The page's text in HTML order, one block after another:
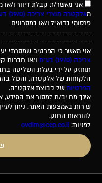
אני מאשר/ת קבלת דיוור ו/או
מאלקטרה מוצרי צריכה (1970) בע"מ
פרסומי בדוא"ל ו/או במסרונים
------------------------------------
אני מאשר כי הפרטים שמסרתי
צריכה (1970) בע"מ
ו/או חברות
תוחזק על ידי בעלת השליטה
הלקוחות של אלקטרה, והכול
הפרטיות של קבוצת אלקטרה.
אינך מחויב/ת למסור את המידע,
שירות באמצעות האתר. ניתן
להוראות החוק.
לפניות:ovdim@ecp.co.il